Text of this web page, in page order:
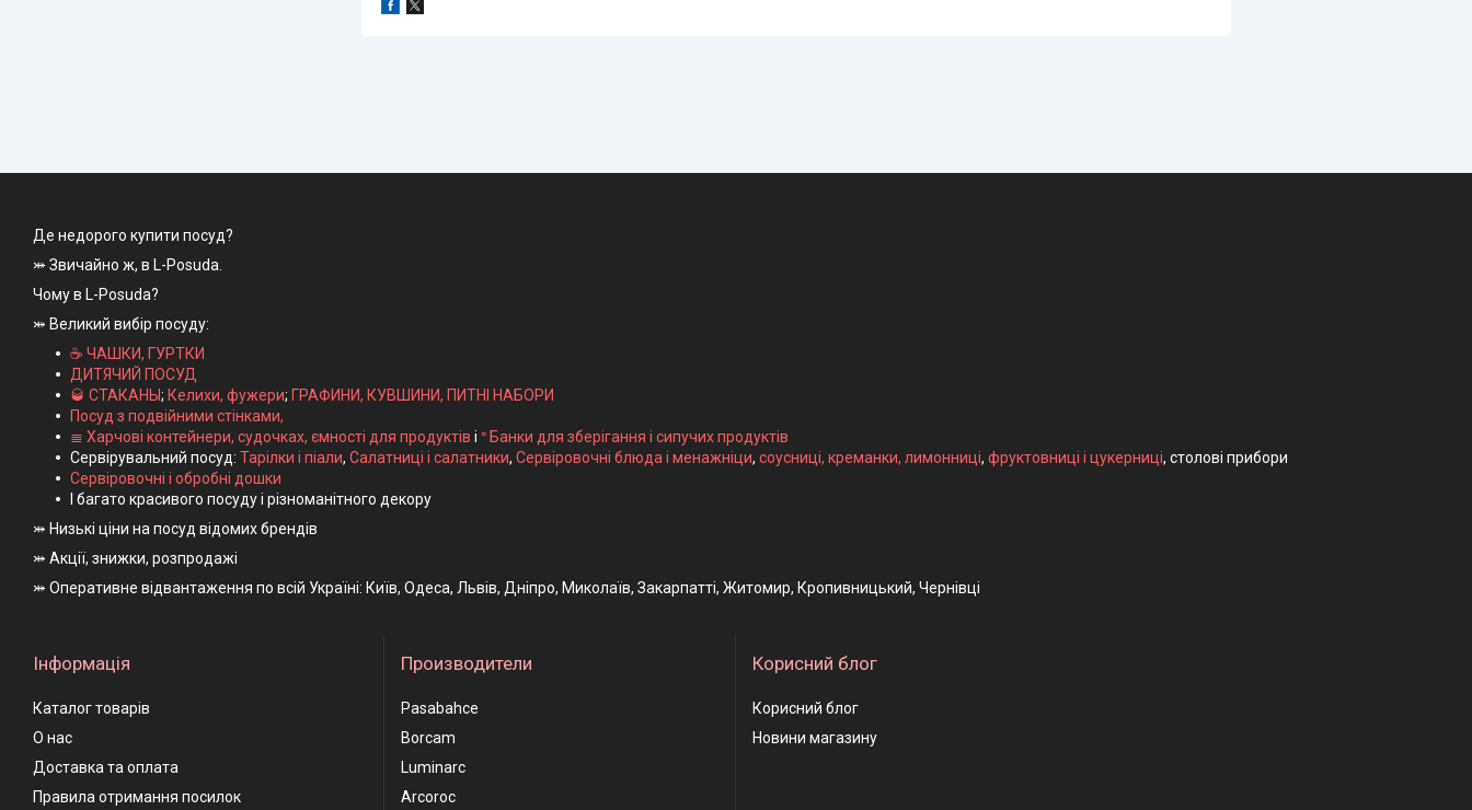
Де недорого купити посуд?
⤗ Звичайно ж, в L-Posuda.
Чому в L-Posuda?
⤗ Великий вибір посуду:
☕ ЧАШКИ, ГУРТКИ
ДИТЯЧИЙ ПОСУД
🥃 СТАКАНЫ; Келихи, фужери; ГРАФИНИ, КУВШИНИ, ПИТНІ НАБОРИ
Посуд з подвійними стінками,
≣ Харчові контейнери, судочках, ємності для продуктів і ᐤ Банки для зберігання і сипучих продуктів
Сервірувальний посуд: Тарілки і піали, Салатниці і салатники, Сервіровочні блюда і менажніци, соусниці, креманки, лимонниці, фруктовниці і цукерниці, столові прибори
Сервіровочні і обробні дошки
І багато красивого посуду і різноманітного декору
⤗ Низькі ціни на посуд відомих брендів
⤗ Акції, знижки, розпродажі
⤗ Оперативне відвантаження по всій Україні: Київ, Одеса, Львів, Дніпро, Миколаїв, Закарпатті, Житомир, Кропивницький, Чернівці
Інформація
Каталог товарів
О нас
Доставка та оплата
Правила отримання посилок
Производители
Pasabahce
Borcam
Luminarc
Arcoroc
Корисний блог
Корисний блог
Новини магазину